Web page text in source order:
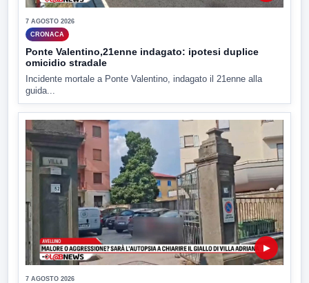
7 AGOSTO 2026
CRONACA
Ponte Valentino,21enne indagato: ipotesi duplice
omicidio stradale
Incidente mortale a Ponte Valentino, indagato il 21enne alla
guida...
▶
7 AGOSTO 2026